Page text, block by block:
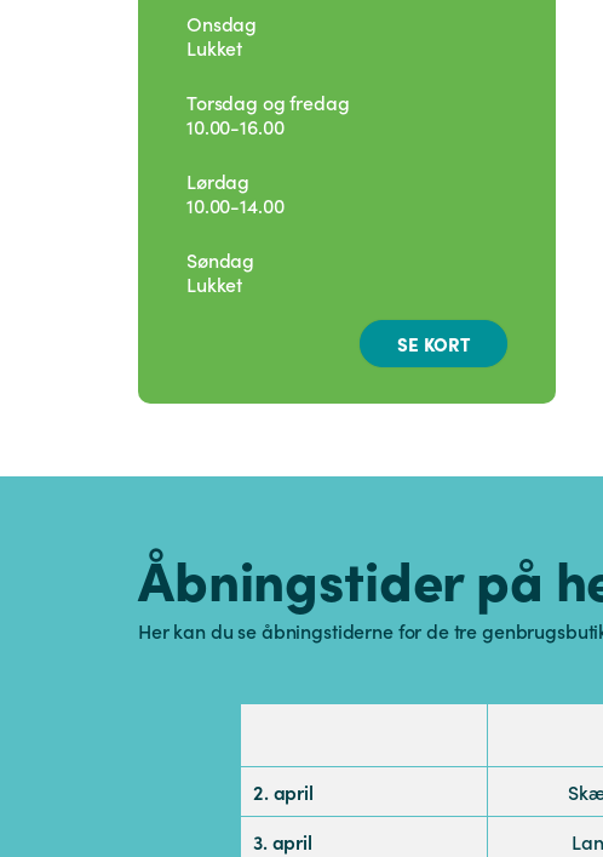
Onsdag
Lukket
Torsdag og fredag
10.00-16.00
Lørdag
10.00-14.00
Søndag
Lukket
SE KORT
Åbningstider på
Her kan du se åbningstiderne for de tre
2. april
3. april